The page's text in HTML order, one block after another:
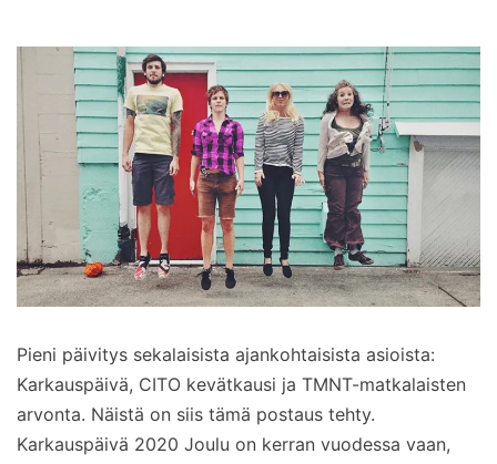
Pieni päivitys sekalaisista ajankohtaisista asioista:
Karkauspäivä, CITO kevätkausi ja TMNT-matkalaisten
arvonta. Näistä on siis tämä postaus tehty.
Karkauspäivä 2020 Joulu on kerran vuodessa vaan,